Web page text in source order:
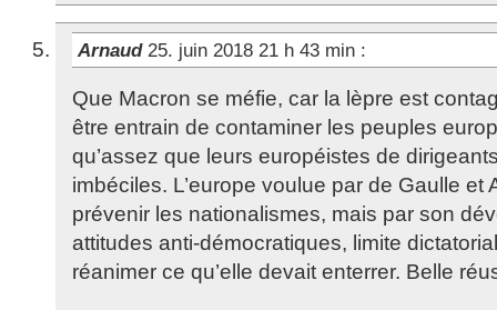
Arnaud 25. juin 2018 21 h 43 min :
Que Macron se méfie, car la lèpre est
être entrain de contaminer les peuples
qu’assez que leurs européistes de
imbéciles. L’europe voulue par de Gaulle et
prévenir les nationalismes, mais par son
attitudes anti-démocratiques, limite
réanimer ce qu’elle devait enterrer. Belle